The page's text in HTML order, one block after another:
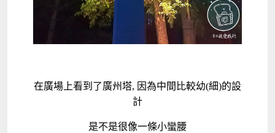
在廣場上看到了廣州塔, 因為中間比較幼(細)的設
計
是不是很像一條小蠻腰